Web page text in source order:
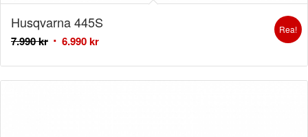
Husqvarna 445S
7.990kr 6.990kr
Rea!